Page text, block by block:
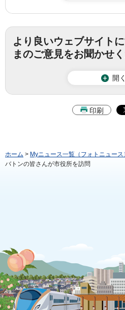
より良いウェブサイト
まのご意見をお聞かせ
開く
印刷
ホーム > Myニュース一覧（フォトニュース
バトンの皆さんが市役所を訪問